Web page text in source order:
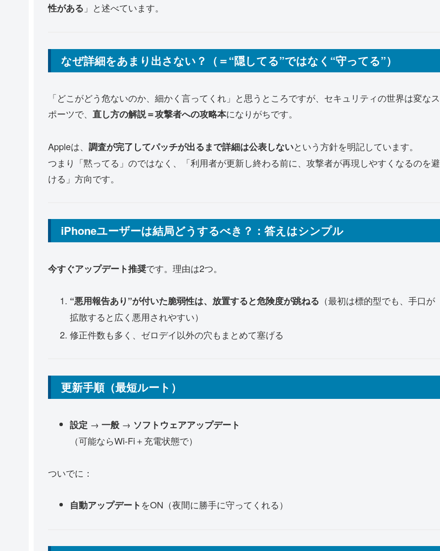
性がある 」と述べています。
なぜ詳細をあまり出さない？（＝“隠してる”ではなく“守ってる”）
「どこがどう危ないのか、細かく言ってくれ」と思うところですが、セキュリティの世界は変なス
ポーツで、 直し方の解説＝攻撃者への攻略本になりがちです。
Appleは、 調査が完了してパッチが出るまで詳細は公表しないという方針を明記しています。
つまり「黙ってる」のではなく、「利用者が更新し終わる前に、攻撃者が再現しやすくなるのを避
ける」方向です。
iPhoneユーザーは結局どうするべき？：答えはシンプル
今すぐアップデート推奨です。理由は2つ。
“悪用報告あり”が付いた脆弱性は、放置すると危険度が跳ねる （最初は標的型でも、手口が
拡散すると広く悪用されやすい）
修正件数も多く、ゼロデイ以外の穴もまとめて塞げる
更新手順（最短ルート）
設定 → 一般→ ソフトウェアアップデート
（可能ならWi-Fi＋充電状態で）
ついでに：
自動アップデートをON（夜間に勝手に守ってくれる）